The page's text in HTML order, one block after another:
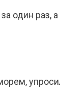
один раз,